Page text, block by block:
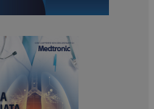
Microsoft Corporation
.www.dailyhealthindustry.it